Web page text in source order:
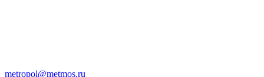
metropol@metmos.ru